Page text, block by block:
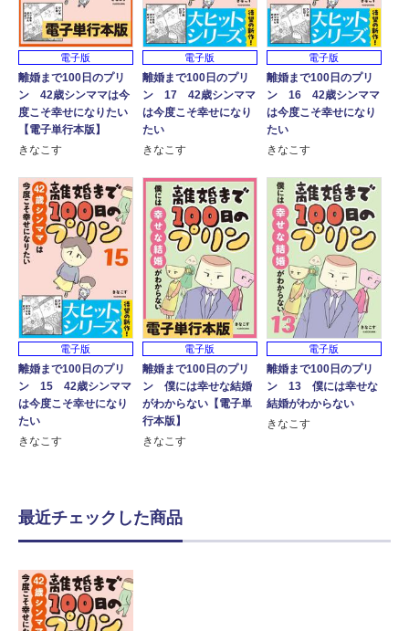
電子版
離婚まで100日のプリ
ン 42歳シンママは今
度こそ幸せになりたい
【電子単行本版】
きなこす
電子版
離婚まで100日のプリ
ン 17 42歳シンママ
は今度こそ幸せになり
たい
きなこす
電子版
離婚まで100日のプリ
ン 16 42歳シンママ
は今度こそ幸せになり
たい
きなこす
電子版
離婚まで100日のプリ
ン 15 42歳シンママ
は今度こそ幸せになり
たい
きなこす
電子版
離婚まで100日のプリ
ン 僕には幸せな結婚
がわからない【電子単
行本版】
きなこす
電子版
離婚まで100日のプリ
ン 13 僕には幸せな
結婚がわからない
きなこす
最近チェックした商品